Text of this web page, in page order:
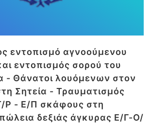
εντοπισμό αγνοούμενου
εντοπισμός σορού του
- Θάνατοι λουόμενων στον
Σητεία - Τραυματισμός
Ρ - Ε/Π σκάφους στη
δεξιάς άγκυρας Ε/Γ-Ο/